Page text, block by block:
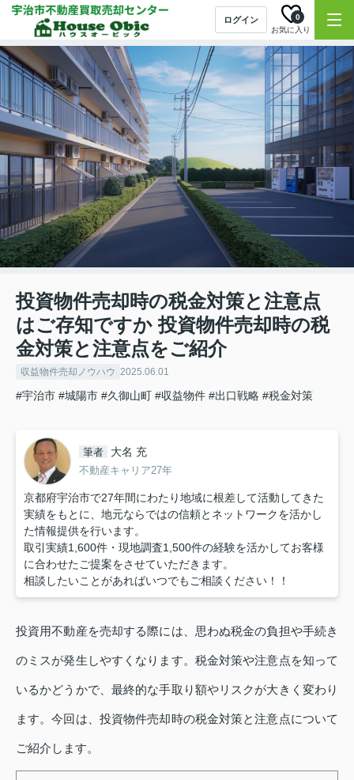
ログイン
お気に入り
0
投資物件売却時の税金対策と注意点
はご存知ですか 投資物件売却時の税
金対策と注意点をご紹介
収益物件売却ノウハウ 2025.06.01
#宇治市 #城陽市 #久御山町 #収益物件 #出口戦略 #税金対策
筆者 大名 充
不動産キャリア27年
京都府宇治市で27年間にわたり地域に根差して活動してきた
実績をもとに、地元ならではの信頼とネットワークを活かし
た情報提供を行います。
取引実績1,600件・現地調査1,500件の経験を活かしてお客様
に合わせたご提案をさせていただきます。
相談したいことがあればいつでもご相談ください！！
投資用不動産を売却する際には、思わぬ税金の負担や手続き
のミスが発生しやすくなります。税金対策や注意点を知って
いるかどうかで、最終的な手取り額やリスクが大きく変わり
ます。今回は、投資物件売却時の税金対策と注意点について
ご紹介します。